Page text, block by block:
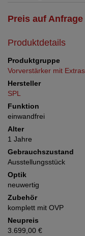
Preis auf
Produktdetails
Produktgruppe
Vorverstärker mit Extras
Hersteller
SPL
Funktion
einwandfrei
Alter
1 Jahre
Gebrauchszustand
Ausstellungsstück
Optik
neuwertig
Zubehör
komplett mit OVP
Neupreis
3.699,00 €